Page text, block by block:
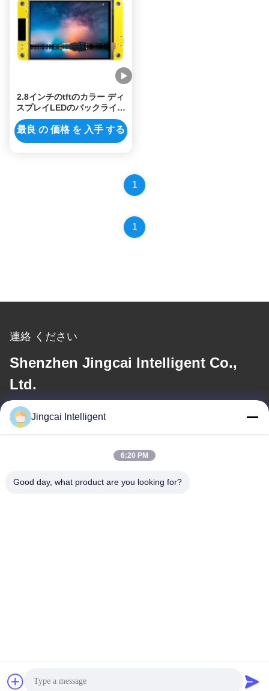
2.8インチのtftのカラー ディ
スプレイLEDのバックライト
の明るさ高低のパワー消費量
モジュール240 * 320黄色い
最良 の 価格 を 入手 する
1
1
連絡 ください
Shenzhen Jingcai Intelligent Co.,
Ltd.
メール
住所
Shenzhen Jingcai Intelligent Co., Ltd. すべて 権利は保護されてい
Jingcai Intelligent
6:20 PM
Good day, what product are you looking for?